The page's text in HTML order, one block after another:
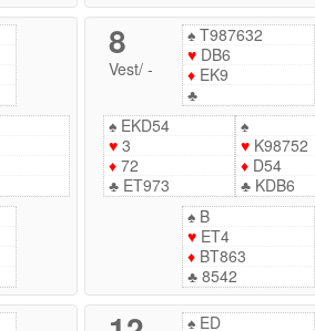
8
Vest/ -
♠ T987632
♥ DB6
♦ EK9
♣
♠EKD54
♥3
♦72
♣ET973
♠
♥ K98752
♦ D54
♣ KDB6
♠ B
♥ ET4
♦ BT863
♣ 8542
♠ ED